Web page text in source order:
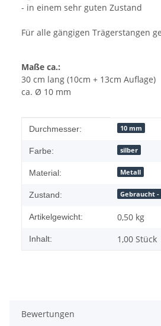
- in einem sehr guten Zustand
Für alle gängigen Trägerstangen
Maße ca.:
30 cm lang (10cm + 13cm Auflage)
ca. Ø 10 mm
Produkteigenschaft
Wert
Durchmesser: 10 mm
Farbe: silber
Material: Metall
Zustand: Gebraucht -
Artikelgewicht: 0,50 kg
Inhalt: 1,00 Stück
Bewertungen